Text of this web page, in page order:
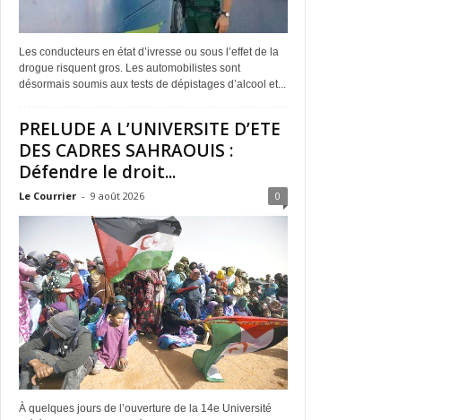
Les conducteurs en état d’ivresse ou sous l’effet de la
drogue risquent gros. Les automobilistes sont
désormais soumis aux tests de dépistages d’alcool et...
PRELUDE A L’UNIVERSITE D’ETE
DES CADRES SAHRAOUIS :
Défendre le droit...
Le Courrier - 9 août 2026 0
À quelques jours de l’ouverture de la 14e Université